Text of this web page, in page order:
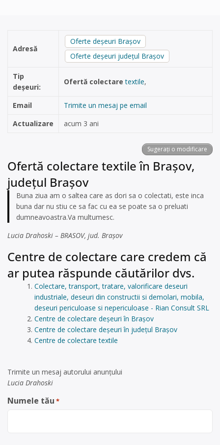
Adresă
Oferte deșeuri Brașov
Oferte deșeuri județul Brașov
Tip
deșeuri:
Ofertă colectaretextile,
Email
Trimite un mesaj pe email
Actualizare
acum 3 ani
Sugerați o modificare
Ofertă colectare textile în Brașov,
județul Brașov
Buna ziua am o saltea care as dori sa o colectati, este inca
buna dar nu stiu ce sa fac cu ea se poate sa o preluati
dumneavoastra.Va multumesc.
Lucia Drahoski – BRASOV, jud. Brașov
Centre de colectare care credem că
ar putea răspunde căutărilor dvs.
Colectare, transport, tratare, valorificare deseuri
industriale, deseuri din constructii si demolari, mobila,
deseuri periculoase si nepericuloase - Rian Consult SRL
Centre de colectare deșeuri în Brașov
Centre de colectare deșeuri în județul Brașov
Centre de colectare textile
Trimite un mesaj autorului anunţului
Lucia Drahoski
Numele tău *